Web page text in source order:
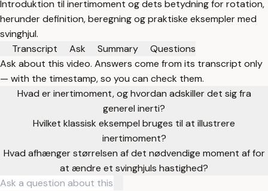
Introduktion til inertimoment og dets betydning for rotation,
herunder definition, beregning og praktiske eksempler med
svinghjul.
Transcript
Ask Summary
Questions
Ask about this video. Answers come from its transcript only
— with the timestamp, so you can check them.
Hvad er inertimoment, og hvordan adskiller det sig fra
generel inerti?
Hvilket klassisk eksempel bruges til at illustrere
inertimoment?
Hvad afhænger størrelsen af det nødvendige moment af for
at ændre et svinghjuls hastighed?